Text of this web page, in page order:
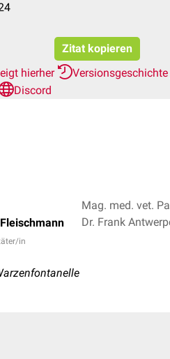
Zitat kopieren
hierher
Versionsgeschichte
Discord
in
Mag. med. vet.